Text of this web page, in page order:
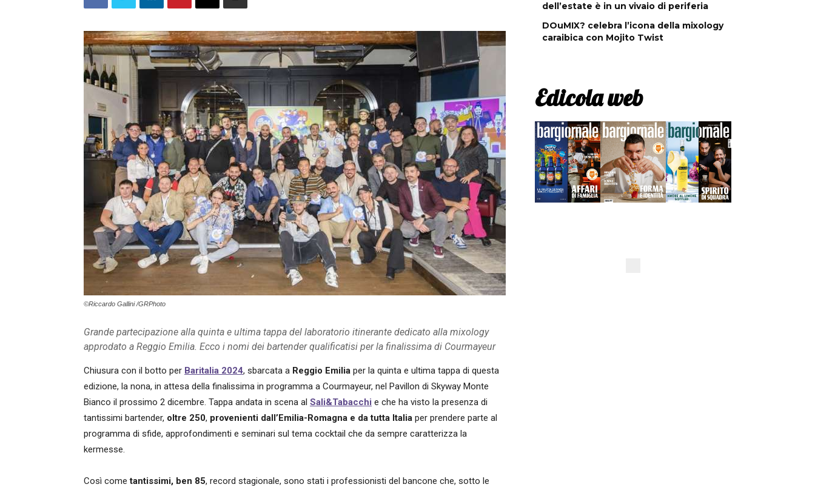
©Riccardo Gallini /GRPhoto
Grande partecipazione alla quinta e ultima tappa del laboratorio itinerante dedicato alla mixology
approdato a Reggio Emilia. Ecco i nomi dei bartender qualificatisi per la finalissima di Courmayeur
Chiusura con il botto per Baritalia 2024, sbarcata a Reggio Emilia per la quinta e ultima tappa di questa
edizione, la nona, in attesa della finalissima in programma a Courmayeur, nel Pavillon di Skyway Monte
Bianco il prossimo 2 dicembre. Tappa andata in scena al Sali&Tabacchi e che ha visto la presenza di
tantissimi bartender, oltre 250, provenienti dall’Emilia-Romagna e da tutta Italia per prendere parte al
programma di sfide, approfondimenti e seminari sul tema cocktail che da sempre caratterizza la
kermesse.
Così cometantissimi, ben 85, record stagionale, sono stati i professionisti del bancone che, sotto le
dell’estate è in un vivaio di periferia
DOuMIX? celebra l’icona della mixology
caraibica con Mojito Twist
Edicola web